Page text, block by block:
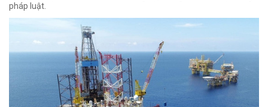
pháp luật.